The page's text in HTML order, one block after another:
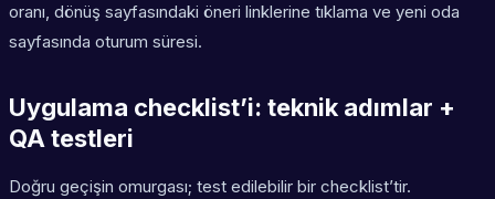
oranı, dönüş sayfasındaki öneri linklerine tıklama ve yeni oda
sayfasında oturum süresi.
Uygulama checklist’i: teknik adımlar +
QA testleri
Doğru geçişin omurgası; test edilebilir bir checklist’tir.